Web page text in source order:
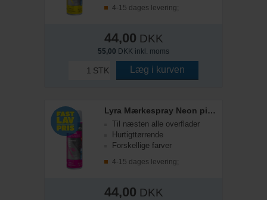
4-15 dages levering;
44,00 DKK
55,00 DKK inkl. moms
STK Læg i kurven
Lyra Mærkespray Neon pink 500ml.
Til næsten alle overflader
Hurtigttørrende
Forskellige farver
4-15 dages levering;
44,00 DKK